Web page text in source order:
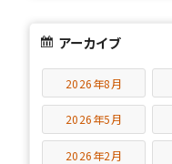
アーカイブ
2026年8月
2026年5月
2026年2月